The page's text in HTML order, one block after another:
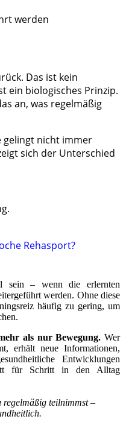
werden
Das ist kein
ein biologisches Prinzip.
an, was regelmäßig
gelingt nicht immer
sich der Unterschied
Rehasport?
sein – wenn die erlernten
werden. Ohne diese
häufig zu gering, um
als nur Bewegung. Wer
erhält neue Informationen,
Entwicklungen
für Schritt in den Alltag
regelmäßig teilnimmst –